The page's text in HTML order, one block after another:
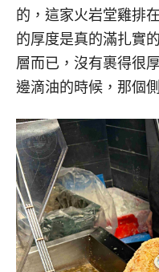
的，這家火岩堂雞排
的厚度是真的滿扎實
層而已，沒有裹得很
邊滴油的時候，那個